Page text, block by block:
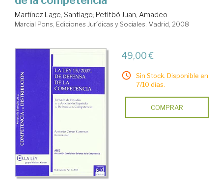
Martínez Lage, Santiago; Petitbò Juan, Amadeo
Marcial Pons, Ediciones Jurídicas y Sociales. Madrid, 2008
49,00 €
Sin Stock. Disponible en
7/10 días.
COMPRAR